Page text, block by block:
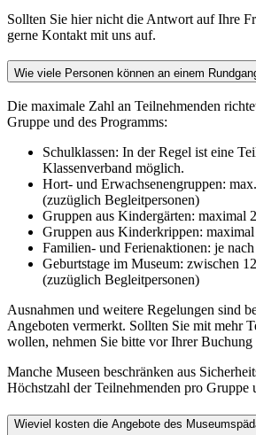
Sollten Sie hier nicht die Antwort auf Ihre
gerne Kontakt mit uns auf.
Wie viele Personen können an einem
Die maximale Zahl an Teilnehmenden
Gruppe und des Programms:
Schulklassen: In der Regel ist eine
Klassenverband möglich.
Hort- und Erwachsenengruppen:
(zuzüglich Begleitpersonen)
Gruppen aus Kindergärten: maximal
Gruppen aus Kinderkrippen:
Familien- und Ferienaktionen: je
Geburtstage im Museum: zwischen
(zuzüglich Begleitpersonen)
Ausnahmen und weitere Regelungen sind
Angeboten vermerkt. Sollten Sie mit mehr
wollen, nehmen Sie bitte vor Ihrer
Manche Museen beschränken aus
Höchstzahl der Teilnehmenden pro Gruppe
Wieviel kosten die Angebote des